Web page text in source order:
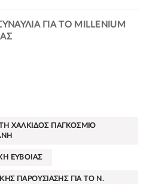
ΓΙΑ ΤΟ MILLENIUM
ΧΑΛΚΙΔΟΣ ΠΑΓΚΟΣΜΙΟ
ΕΥΒΟΙΑΣ
ΠΑΡΟΥΣΙΑΣΗΣ ΓΙΑ ΤΟ Ν.